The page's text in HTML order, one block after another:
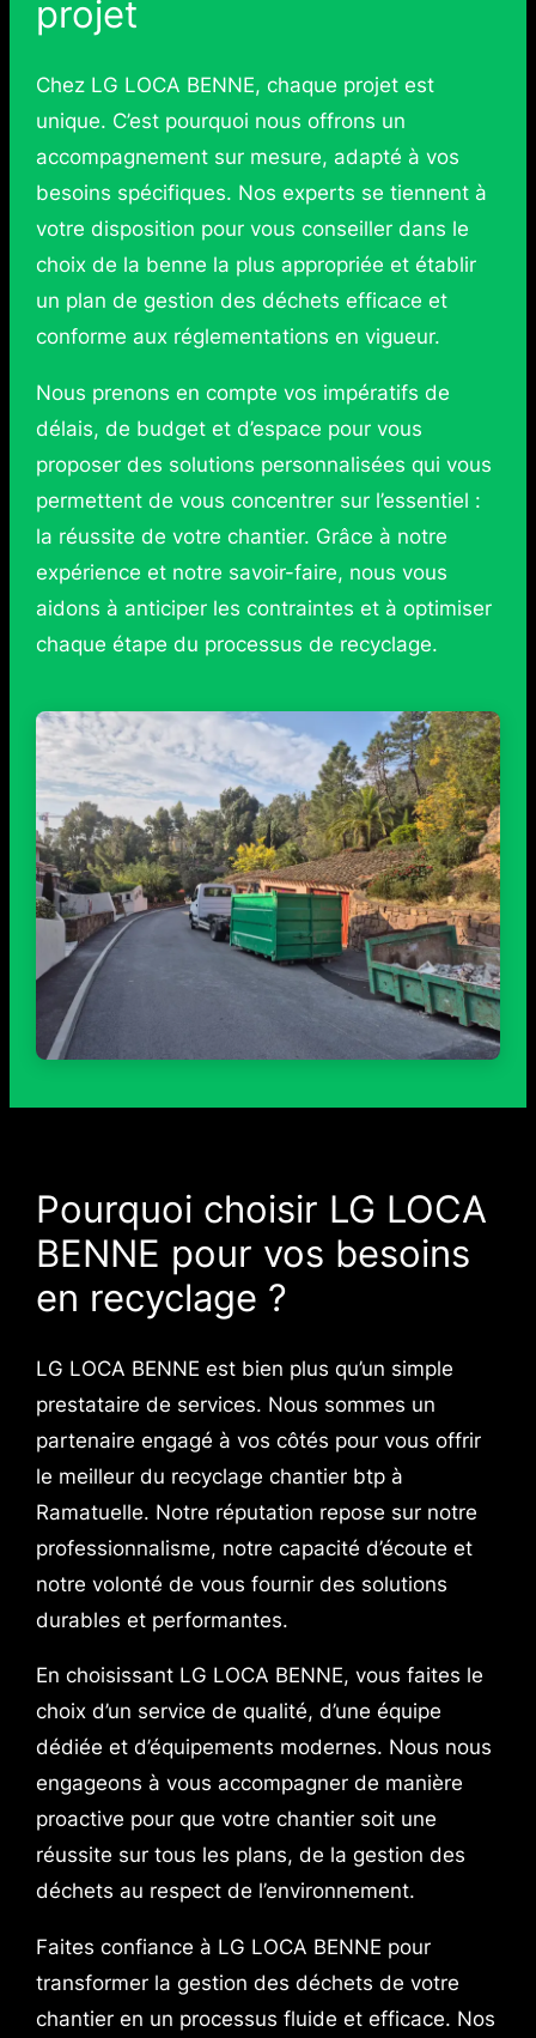
projet
Chez LG LOCA BENNE, chaque projet est
unique. C’est pourquoi nous offrons un
accompagnement sur mesure, adapté à vos
besoins spécifiques. Nos experts se tiennent à
votre disposition pour vous conseiller dans le
choix de la benne la plus appropriée et établir
un plan de gestion des déchets efficace et
conforme aux réglementations en vigueur.
Nous prenons en compte vos impératifs de
délais, de budget et d’espace pour vous
proposer des solutions personnalisées qui vous
permettent de vous concentrer sur l’essentiel :
la réussite de votre chantier. Grâce à notre
expérience et notre savoir-faire, nous vous
aidons à anticiper les contraintes et à optimiser
chaque étape du processus de recyclage.
Pourquoi choisir LG LOCA
BENNE pour vos besoins
en recyclage ?
LG LOCA BENNE est bien plus qu’un simple
prestataire de services. Nous sommes un
partenaire engagé à vos côtés pour vous offrir
le meilleur du recyclage chantier btp à
Ramatuelle. Notre réputation repose sur notre
professionnalisme, notre capacité d’écoute et
notre volonté de vous fournir des solutions
durables et performantes.
En choisissant LG LOCA BENNE, vous faites le
choix d’un service de qualité, d’une équipe
dédiée et d’équipements modernes. Nous nous
engageons à vous accompagner de manière
proactive pour que votre chantier soit une
réussite sur tous les plans, de la gestion des
déchets au respect de l’environnement.
Faites confiance à LG LOCA BENNE pour
transformer la gestion des déchets de votre
chantier en un processus fluide et efficace. Nos